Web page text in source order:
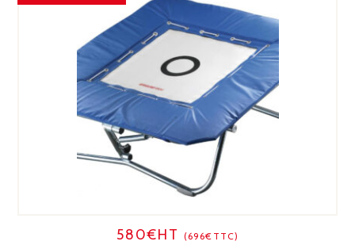
580€HT (696€TTC)